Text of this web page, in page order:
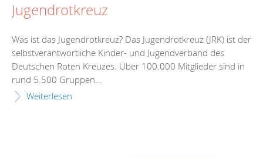
Jugendrotkreuz
Was ist das Jugendrotkreuz? Das Jugendrotkreuz (JRK) ist der
selbstverantwortliche Kinder- und Jugendverband des
Deutschen Roten Kreuzes. Über 100.000 Mitglieder sind in
rund 5.500 Gruppen...
Weiterlesen